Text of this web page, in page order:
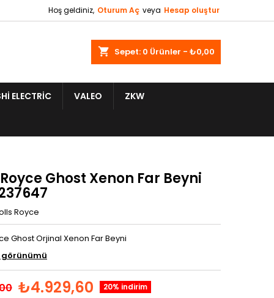
Hoş geldiniz, Oturum Aç veya Hesap oluştur
shopping_cart Sepet: 0 Ürünler - ₺0,00
ELECTRIC VALEO ZKW
Ghost Xenon Far Beyni
Royce
Ghost Orjinal Xenon Far Beyni
₺4.929,60 20% indirim